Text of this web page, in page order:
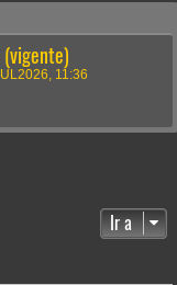
(vigente)
11:36
Ir a